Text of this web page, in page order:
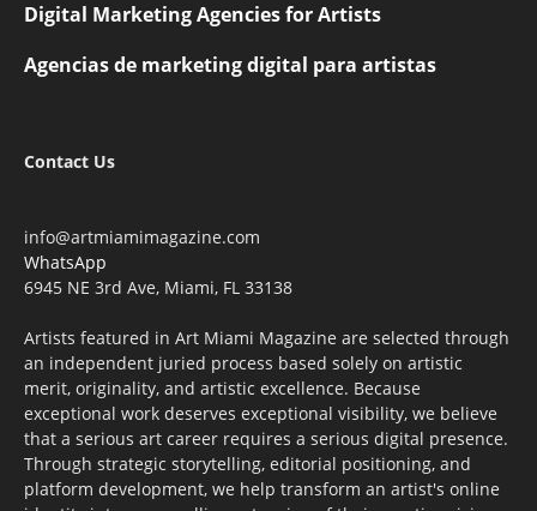
Digital Marketing Agencies for Artists
Agencias de marketing digital para artistas
Contact Us
info@artmiamimagazine.com
WhatsApp
6945 NE 3rd Ave, Miami, FL 33138
Artists featured in Art Miami Magazine are selected through
an independent juried process based solely on artistic
merit, originality, and artistic excellence. Because
exceptional work deserves exceptional visibility, we believe
that a serious art career requires a serious digital presence.
Through strategic storytelling, editorial positioning, and
platform development, we help transform an artist's online